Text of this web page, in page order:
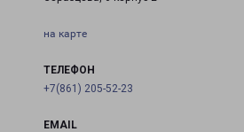
на карте
ТЕЛЕФОН
+7(861) 205-52-23
EMAIL